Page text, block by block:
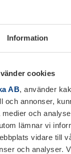
Information
cookies
AB, använder
och annonser,
och
lämnar vi
vidare till
och analyser.